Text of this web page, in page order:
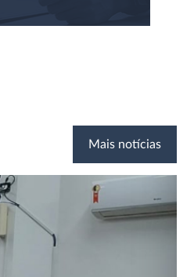
Mais notícias